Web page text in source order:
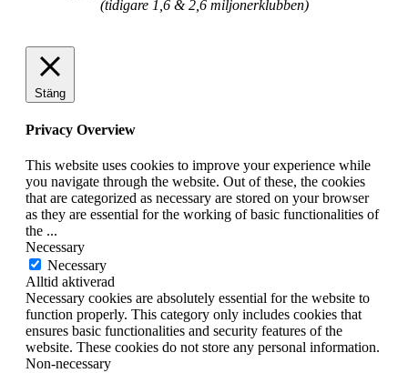
(tidigare 1,6 & 2,6 miljonerklubben)
Stäng
Privacy Overview
This website uses cookies to improve your experience while
you navigate through the website. Out of these, the cookies
that are categorized as necessary are stored on your browser
as they are essential for the working of basic functionalities of
the ...
Necessary
Necessary
Alltid aktiverad
Necessary cookies are absolutely essential for the website to
function properly. This category only includes cookies that
ensures basic functionalities and security features of the
website. These cookies do not store any personal information.
Non-necessary